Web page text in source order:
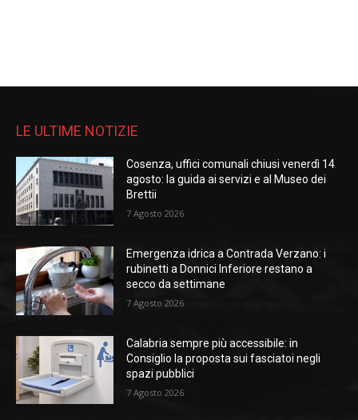
LE ULTIME NOTIZIE
Cosenza, uffici comunali chiusi venerdì 14
agosto: la guida ai servizi e al Museo dei
Brettii
7 Agosto 2026
Emergenza idrica a Contrada Verzano: i
rubinetti a Donnici Inferiore restano a
secco da settimane
7 Agosto 2026
Calabria sempre più accessibile: in
Consiglio la proposta sui fasciatoi negli
spazi pubblici
7 Agosto 2026